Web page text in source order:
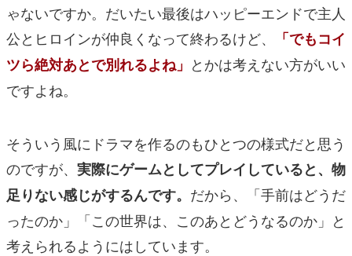
ゃないですか。だいたい最後はハッピーエンドで主人
公とヒロインが仲良くなって終わるけど、
「でもコイ
ツら絶対あとで別れるよね」 とかは考えない方がいい
ですよね。
そういう風にドラマを作るのもひとつの様式だと思う
のですが、 実際にゲームとしてプレイしていると、物
足りない感じがするんです。 だから、「手前はどうだ
ったのか」「この世界は、このあとどうなるのか」と
考えられるようにはしています。